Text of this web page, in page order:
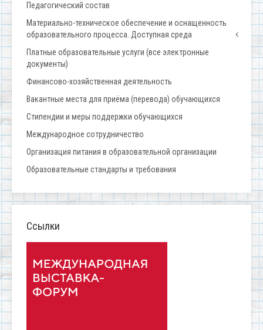
Педагогический состав
Материально-техническое обеспечение и оснащенность
образовательного процесса. Доступная среда
Платные образовательные услуги (все электронные
документы)
Финансово-хозяйственная деятельность
Вакантные места для приёма (перевода) обучающихся
Стипендии и меры поддержки обучающихся
Международное сотрудничество
Организация питания в образовательной организации
Образовательные стандарты и требования
Ссылки